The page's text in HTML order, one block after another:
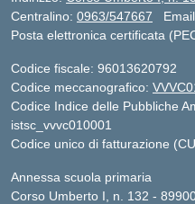
Centralino: 0963/547667
Posta elettronica certificata
Codice fiscale: 96013620792
Codice meccanografico:
Codice Indice delle Pubbliche
istsc_vvvc010001
Codice unico di fatturazione
Annessa scuola primaria
Corso Umberto I, n. 132 -